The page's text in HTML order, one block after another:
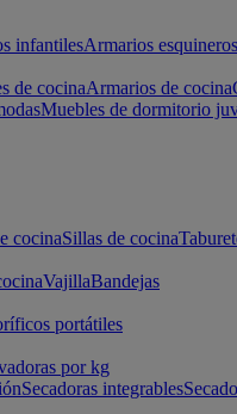
infantilesArmarios esquineros
de cocinaArmarios de cocina
Muebles de dormitorio
cocinaSillas de cocina
VajillaBandejas
portátiles
por kg
Secadoras integrables